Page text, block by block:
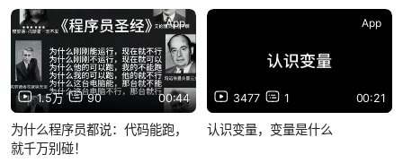
1.5万 90 00:44
App
为什么程序员都说：代码能跑，
就千万别碰！
3477 1 00:21
App
认识变量，变量是什么